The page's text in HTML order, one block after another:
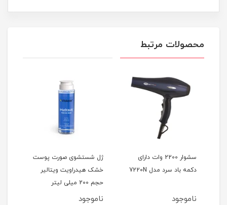
محصولات مرتبط
سشوار 2200 وات دارای
دکمه باد سرد مدل 7220N
ناموجود
ژل شستشوی صورت پوست
خشک هیدراویت ویتالیر
حجم 200 میلی لیتر
ناموجود